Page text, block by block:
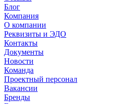
Блог
Компания
О компании
Реквизиты и ЭДО
Контакты
Документы
Новости
Команда
Проектный персонал
Вакансии
Бренды